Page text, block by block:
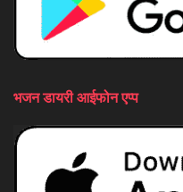
भजन डायरी आईफोन एप्प